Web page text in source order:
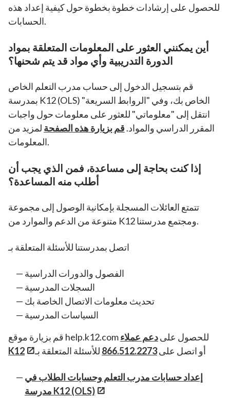
للحصول على إرشادات خطوة بخطوة حول كيفية إعداد هذه
الحسابات.
أين يمكنني العثور على المعلومات المتعلقة بمواد
الدورة التدريبية وأي مواد قد يتم شحنها؟
قم بتسجيل الدخول إلى حساب مدرب التعلم الخاص
بمدرسة K12 (OLS) الخاص بك، وفي "الروابط السريعة"
انتقل إلى "معلوماتي" للعثور على معلومات حول واجبات
المقرر الدراسي والمواد. قم بزيارة هذه الصفحة لمزيد من
المعلومات.
إذا كنت بحاجة إلى مساعدة، فمن الذي يجب أن
أطلب منه المساعدة؟
تتمتع العائلات المسجلة بإمكانية الوصول إلى مجموعة
متنوعة من الدعم والموارد من K12 ومجتمع مدرستنا.
اتصل بمدرستنا للأسئلة المتعلقة بـ
الفصول والدورات الدراسية
السجلات المدرسية
تحديث معلومات الاتصال الخاصة بك
السياسات المدرسية
قم بزيارة موقع help.k12.com للحصول علىدعم عملاء
K12
أو اتصل على866.512.2273 للأسئلة المتعلقة بـ
إعداد حسابات مدرب التعلم وحسابات الطلاب في
مدرسة K12 (OLS)